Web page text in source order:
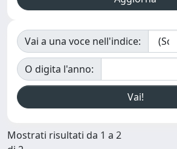
Vai a una voce nell'indice:
O digita l'anno:
Mostrati risultati da 1 a 2